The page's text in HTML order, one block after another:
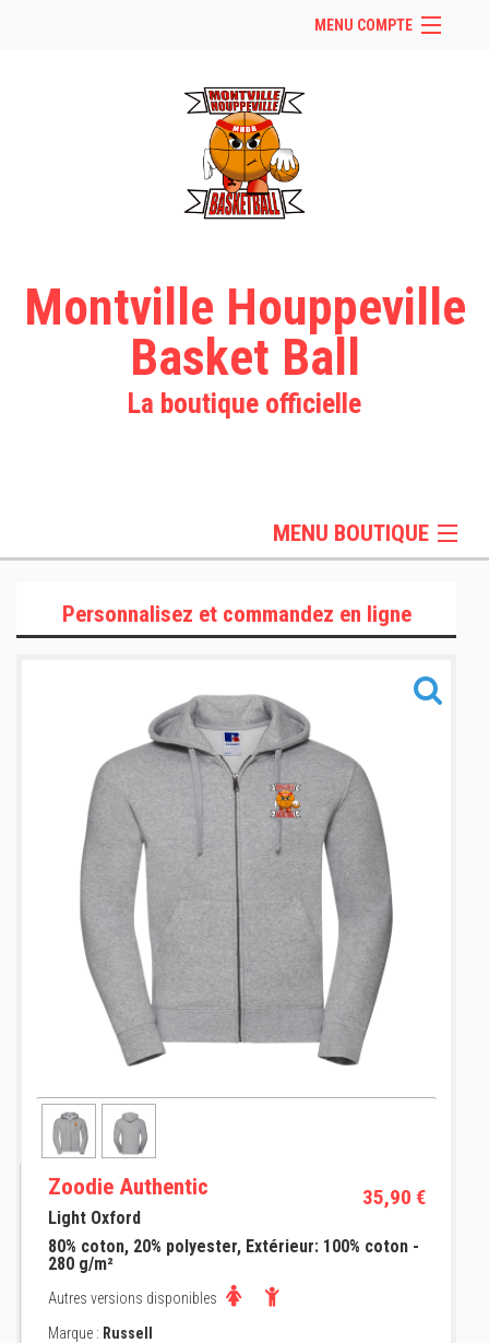
MENU COMPTE
Retour à notre site
Facebook
Instagram
Se connecter
Montville Houppeville
Basket Ball
La boutique officielle
MENU BOUTIQUE
T-Shirts et Polos
Sportswear
Sacs & Accessoires
Personnalisez et commandez en ligne
Zoodie Authentic 35,90 €
Light Oxford
80% coton, 20% polyester, Extérieur: 100% coton -
280 g/m²
Autres versions disponibles
Marque : Russell